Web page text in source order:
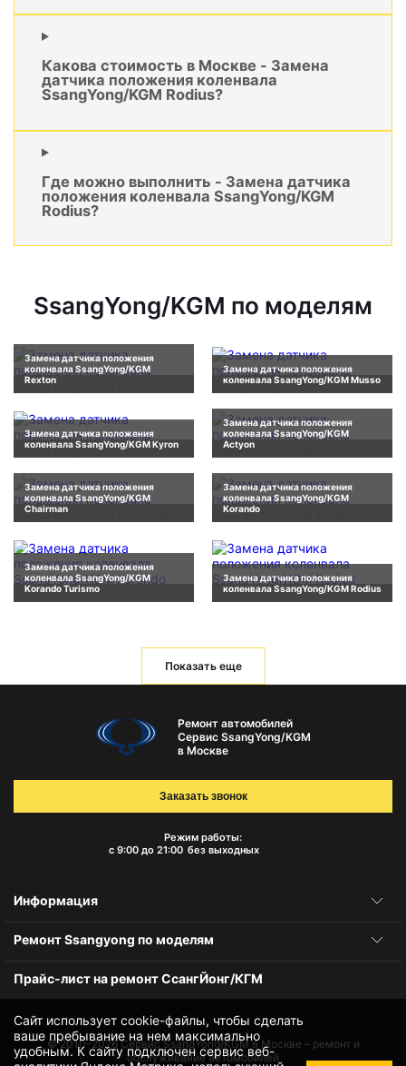
Какова стоимость в Москве - Замена
датчика положения коленвала
SsangYong/KGM Rodius?
Где можно выполнить - Замена датчика
положения коленвала SsangYong/KGM
Rodius?
SsangYong/KGM по моделям
Замена датчика положения
коленвала SsangYong/KGM
Rexton
Замена датчика положения
коленвала SsangYong/KGM Musso
Замена датчика положения
коленвала SsangYong/KGM Kyron
Замена датчика положения
коленвала SsangYong/KGM
Actyon
Замена датчика положения
коленвала SsangYong/KGM
Chairman
Замена датчика положения
коленвала SsangYong/KGM
Korando
Замена датчика положения
коленвала SsangYong/KGM
Korando Turismo
Замена датчика положения
коленвала SsangYong/KGM Rodius
Показать еще
Сайт использует cookie-файлы, чтобы сделать
ваше пребывание на нем максимально
удобным. К cайту подключен сервис веб-
Ремонт автомобилей
Сервис SsangYong/KGM
в Москве
Режим работы:
с 9:00 до 21:00 без выходных
Заказать звонок
Информация
Ремонт Ssangyong по моделям
Прайс-лист на ремонт СсангЙонг/КГМ
© 2010-2026Сервис SsangYong/KGM в Москве – ремонт и
обслуживание автомобилей